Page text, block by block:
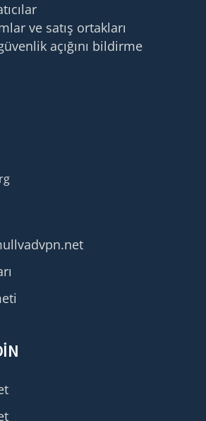
ve satış ortakları
açığını bildirme